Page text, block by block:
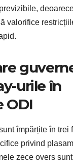
valorifice
urile în
ODI
împărțite în trei
privind
zece overs